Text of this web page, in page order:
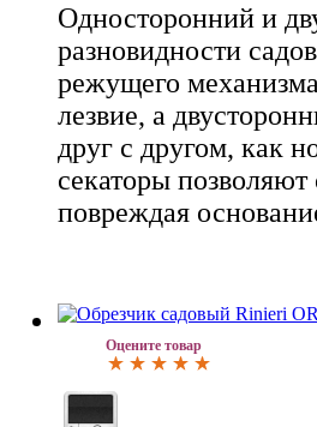
Односторонний и
разновидности
режущего
лезвие, а
друг с другом, как
секаторы позволяют
повреждая
Оцените товар